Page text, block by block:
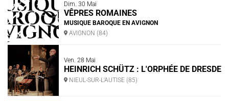
Dim. 30 Mai
VÊPRES ROMAINES
MUSIQUE BAROQUE EN AVIGNON
AVIGNON (84)
Ven. 28 Mai
HEINRICH SCHÜTZ : L'ORPHÉE DE DRESDE
NIEUL-SUR-L'AUTISE (85)